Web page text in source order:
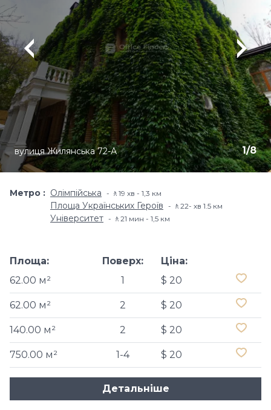
1/8
вулиця Жилянська 72-А
Метро Олімпійська 🚶19 хв - 1,3 км
Площа Українських Героїв 🚶22- хв​ 1.5 км
Університет 🚶21 мин - 1,5 км
Площа:
62.00 м²
Поверх:
1
Ціна:
$ 20
62.00 м² 2 $ 20
140.00 м² 2 $ 20
750.00 м² 1-4 $ 20
Детальніше